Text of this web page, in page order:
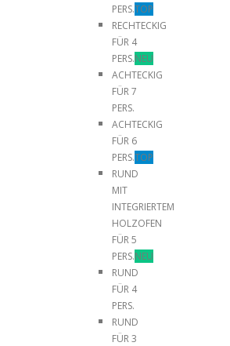
PERS.TOP
RECHTECKIG
FÜR 4
PERS.NEU
ACHTECKIG
FÜR 7
PERS.
ACHTECKIG
FÜR 6
PERS.TOP
RUND
MIT
INTEGRIERTEM
HOLZOFEN
FÜR 5
PERS.NEU
RUND
FÜR 4
PERS.
RUND
FÜR 3